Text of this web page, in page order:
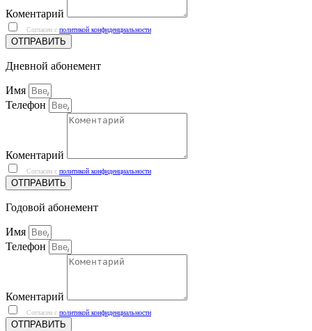
Коментарий
Согласен с политикой конфиденциальности
ОТПРАВИТЬ
Дневной абонемент
Имя
Телефон
Коментарий
Согласен с политикой конфиденциальности
ОТПРАВИТЬ
Годовой абонемент
Имя
Телефон
Коментарий
Согласен с политикой конфиденциальности
ОТПРАВИТЬ